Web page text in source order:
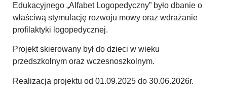
Edukacyjnego „Alfabet Logopedyczny” było dbanie o
właściwą stymulację rozwoju mowy oraz wdrażanie
profilaktyki logopedycznej.
Projekt skierowany był do dzieci w wieku
przedszkolnym oraz wczesnoszkolnym.
Realizacja projektu od 01.09.2025 do 30.06.2026r.